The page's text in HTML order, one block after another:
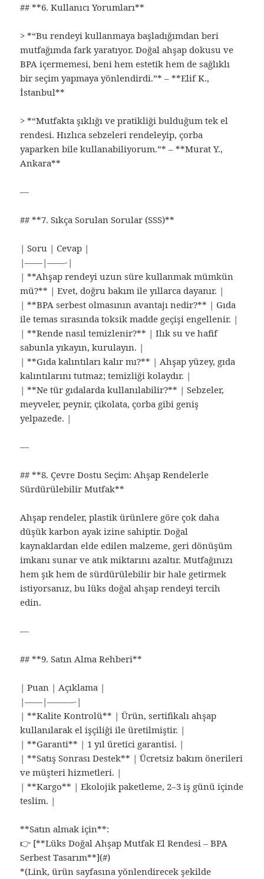
## **6. Kullanıcı Yorumları**
> *“Bu rendeyi kullanmaya başladığımdan beri
mutfağımda fark yaratıyor. Doğal ahşap dokusu ve
BPA içermemesi, beni hem estetik hem de sağlıklı
bir seçim yapmaya yönlendirdi.”* – **Elif K.,
İstanbul**
> *“Mutfakta şıklığı ve pratikliği bulduğum tek el
rendesi. Hızlıca sebzeleri rendeleyip, çorba
yaparken bile kullanabiliyorum.”* – **Murat Y.,
Ankara**
—
## **7. Sıkça Sorulan Sorular (SSS)**
| Soru | Cevap |
|——|——-|
| **Ahşap rendeyi uzun süre kullanmak mümkün
mü?** | Evet, doğru bakım ile yıllarca dayanır. |
| **BPA serbest olmasının avantajı nedir?** | Gıda
ile temas sırasında toksik madde geçişi engellenir. |
| **Rende nasıl temizlenir?** | Ilık su ve hafif
sabunla yıkayın, kurulayın. |
| **Gıda kalıntıları kalır mı?** | Ahşap yüzey, gıda
kalıntılarını tutmaz; temizliği kolaydır. |
| **Ne tür gıdalarda kullanılabilir?** | Sebzeler,
meyveler, peynir, çikolata, çorba gibi geniş
yelpazede. |
—
## **8. Çevre Dostu Seçim: Ahşap Rendelerle
Sürdürülebilir Mutfak**
Ahşap rendeler, plastik ürünlere göre çok daha
düşük karbon ayak izine sahiptir. Doğal
kaynaklardan elde edilen malzeme, geri dönüşüm
imkanı sunar ve atık miktarını azaltır. Mutfağınızı
hem şık hem de sürdürülebilir bir hale getirmek
istiyorsanız, bu lüks doğal ahşap rendeyi tercih
edin.
—
## **9. Satın Alma Rehberi**
| Puan | Açıklama |
|——|———-|
| **Kalite Kontrolü** | Ürün, sertifikalı ahşap
kullanılarak el işçiliği ile üretilmiştir. |
| **Garanti** | 1 yıl üretici garantisi. |
| **Satış Sonrası Destek** | Ücretsiz bakım önerileri
ve müşteri hizmetleri. |
| **Kargo** | Ekolojik paketleme, 2–3 iş günü içinde
teslim. |
**Satın almak için**:
👉 [**Lüks Doğal Ahşap Mutfak El Rendesi – BPA
Serbest Tasarım**](#)
*(Link, ürün sayfasına yönlendirecek şekilde